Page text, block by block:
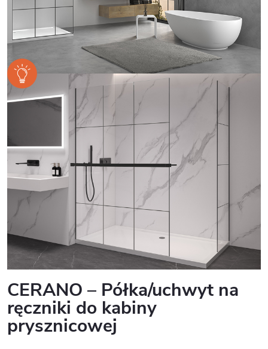
CERANO – Półka/uchwyt na
ręczniki do kabiny
prysznicowej